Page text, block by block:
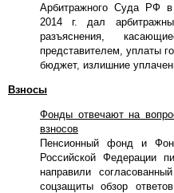
Арбитражного Суда РФ
2014 г. дал
разъяснения,
представителем, уплаты
бюджет, излишние
Взносы
Фонды отвечают на
взносов
Пенсионный фонд и
Российской Федерации
направили
соцзащиты обзор